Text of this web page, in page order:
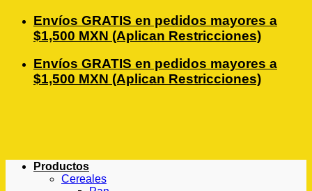
Saltar
contenido
Envíos GRATIS en pedidos mayores a
$1,500 MXN (Aplican Restricciones)
Envíos GRATIS en pedidos mayores a
$1,500 MXN (Aplican Restricciones)
Productos
Cereales